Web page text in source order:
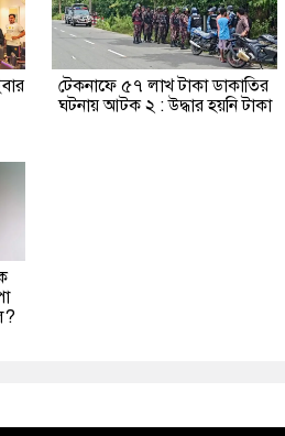
টেকনাফে ৫৭ লাখ টাকা ডাকাতির
ঘটনায় আটক ২ : উদ্ধার হয়নি টাকা